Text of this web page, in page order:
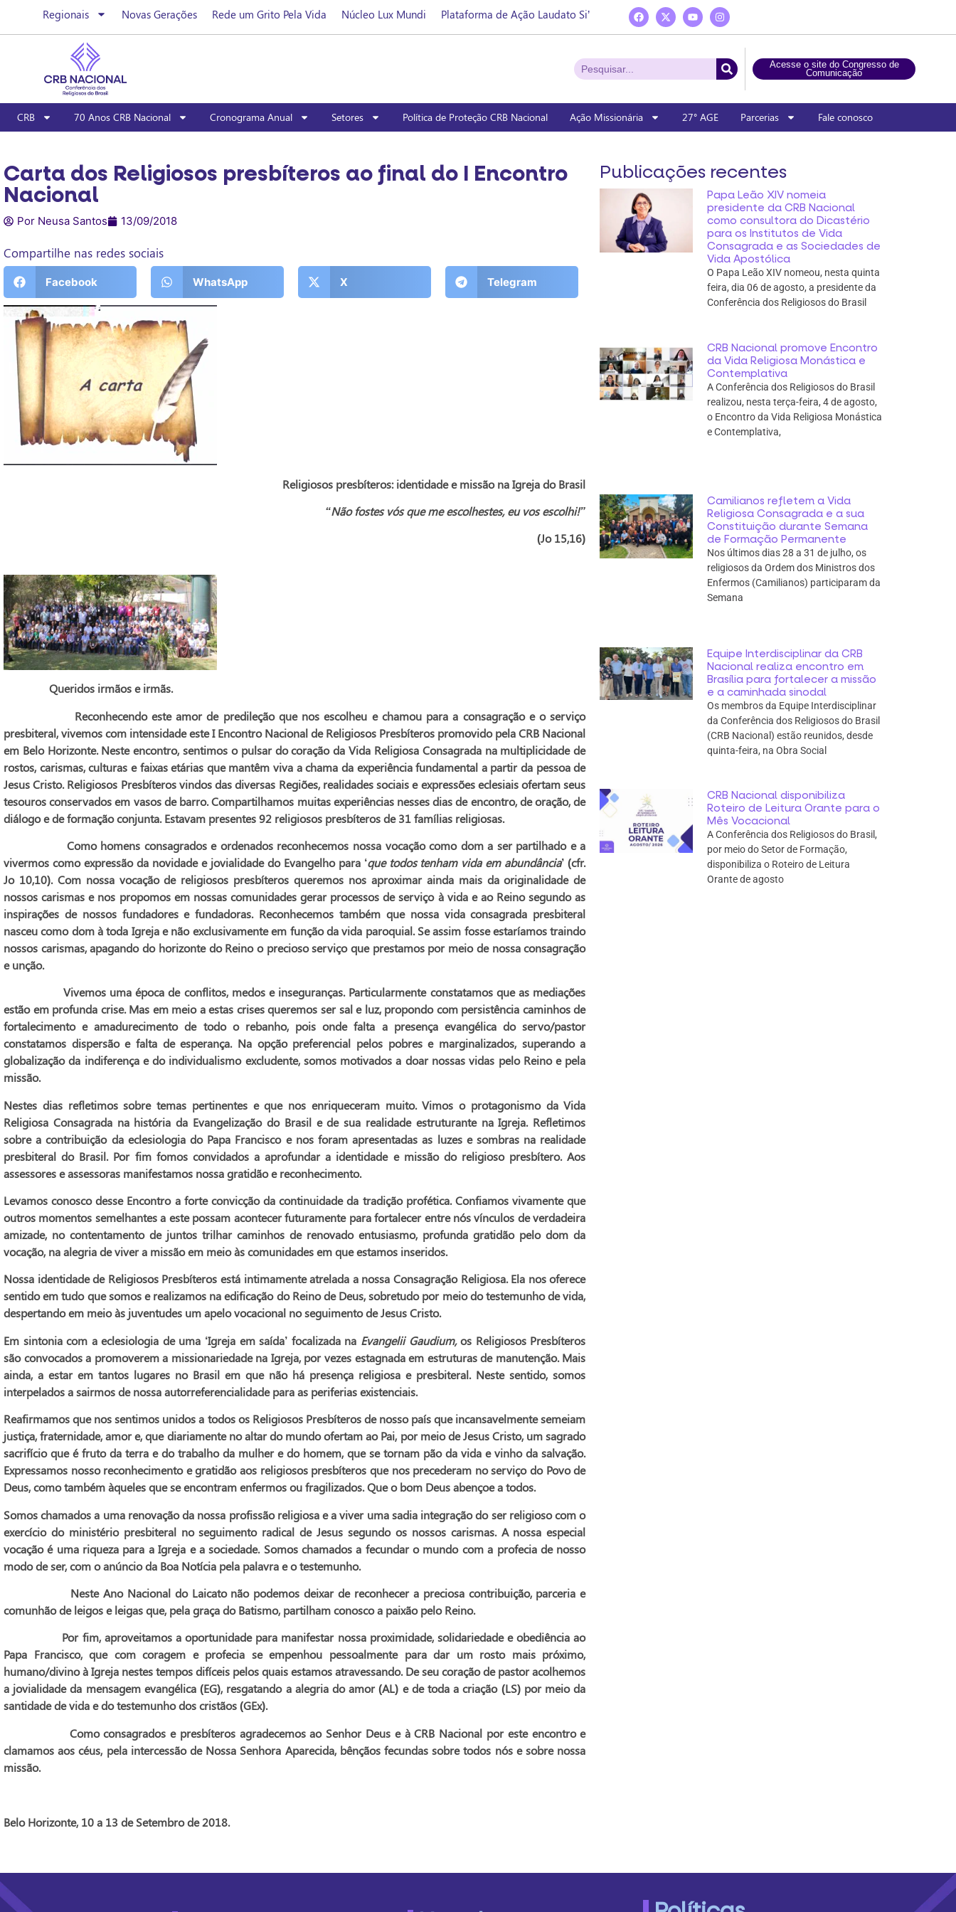
Regionais Novas Gerações Rede um Grito Pela Vida Núcleo Lux Mundi Plataforma de Ação Laudato Si’
Acesse o site do Congresso de
Comunicação
CRB 70 Anos CRB Nacional Cronograma Anual Setores Política de Proteção CRB Nacional Ação Missionária 27° AGE Parcerias Fale conosco
Carta dos Religiosos presbíteros ao final do I Encontro
Nacional
Por Neusa Santos 13/09/2018
Compartilhe nas redes sociais
Facebook WhatsApp X Telegram
Religiosos presbíteros: identidade e missão na Igreja do Brasil
“Não fostes vós que me escolhestes, eu vos escolhi!”
(Jo 15,16)
Queridos irmãos e irmãs.
Reconhecendo este amor de predileção que nos escolheu e chamou para a consagração e o serviço
presbiteral, vivemos com intensidade este I Encontro Nacional de Religiosos Presbíteros promovido pela CRB Nacional
em Belo Horizonte. Neste encontro, sentimos o pulsar do coração da Vida Religiosa Consagrada na multiplicidade de
rostos, carismas, culturas e faixas etárias que mantêm viva a chama da experiência fundamental a partir da pessoa de
Jesus Cristo. Religiosos Presbíteros vindos das diversas Regiões, realidades sociais e expressões eclesiais ofertam seus
tesouros conservados em vasos de barro. Compartilhamos muitas experiências nesses dias de encontro, de oração, de
diálogo e de formação conjunta. Estavam presentes 92 religiosos presbíteros de 31 famílias religiosas.
Como homens consagrados e ordenados reconhecemos nossa vocação como dom a ser partilhado e a
vivermos como expressão da novidade e jovialidade do Evangelho para ‘que todos tenham vida em abundância’ (cfr.
Jo 10,10). Com nossa vocação de religiosos presbíteros queremos nos aproximar ainda mais da originalidade de
nossos carismas e nos propomos em nossas comunidades gerar processos de serviço à vida e ao Reino segundo as
inspirações de nossos fundadores e fundadoras. Reconhecemos também que nossa vida consagrada presbiteral
nasceu como dom à toda Igreja e não exclusivamente em função da vida paroquial. Se assim fosse estaríamos traindo
nossos carismas, apagando do horizonte do Reino o precioso serviço que prestamos por meio de nossa consagração
e unção.
Vivemos uma época de conflitos, medos e inseguranças. Particularmente constatamos que as mediações
estão em profunda crise. Mas em meio a estas crises queremos ser sal e luz, propondo com persistência caminhos de
fortalecimento e amadurecimento de todo o rebanho, pois onde falta a presença evangélica do servo/pastor
constatamos dispersão e falta de esperança. Na opção preferencial pelos pobres e marginalizados, superando a
globalização da indiferença e do individualismo excludente, somos motivados a doar nossas vidas pelo Reino e pela
missão.
Nestes dias refletimos sobre temas pertinentes e que nos enriqueceram muito. Vimos o protagonismo da Vida
Religiosa Consagrada na história da Evangelização do Brasil e de sua realidade estruturante na Igreja. Refletimos
sobre a contribuição da eclesiologia do Papa Francisco e nos foram apresentadas as luzes e sombras na realidade
presbiteral do Brasil. Por fim fomos convidados a aprofundar a identidade e missão do religioso presbítero. Aos
assessores e assessoras manifestamos nossa gratidão e reconhecimento.
Levamos conosco desse Encontro a forte convicção da continuidade da tradição profética. Confiamos vivamente que
outros momentos semelhantes a este possam acontecer futuramente para fortalecer entre nós vínculos de verdadeira
amizade, no contentamento de juntos trilhar caminhos de renovado entusiasmo, profunda gratidão pelo dom da
vocação, na alegria de viver a missão em meio às comunidades em que estamos inseridos.
Nossa identidade de Religiosos Presbíteros está intimamente atrelada a nossa Consagração Religiosa. Ela nos oferece
sentido em tudo que somos e realizamos na edificação do Reino de Deus, sobretudo por meio do testemunho de vida,
despertando em meio às juventudes um apelo vocacional no seguimento de Jesus Cristo.
Em sintonia com a eclesiologia de uma ‘Igreja em saída’ focalizada na Evangelii Gaudium,os Religiosos Presbíteros
são convocados a promoverem a missionariedade na Igreja, por vezes estagnada em estruturas de manutenção. Mais
ainda, a estar em tantos lugares no Brasil em que não há presença religiosa e presbiteral. Neste sentido, somos
interpelados a sairmos de nossa autorreferencialidade para as periferias existenciais.
Reafirmamos que nos sentimos unidos a todos os Religiosos Presbíteros de nosso país que incansavelmente semeiam
justiça, fraternidade, amor e, que diariamente no altar do mundo ofertam ao Pai, por meio de Jesus Cristo, um sagrado
sacrifício que é fruto da terra e do trabalho da mulher e do homem, que se tornam pão da vida e vinho da salvação.
Expressamos nosso reconhecimento e gratidão aos religiosos presbíteros que nos precederam no serviço do Povo de
Deus, como também àqueles que se encontram enfermos ou fragilizados. Que o bom Deus abençoe a todos.
Somos chamados a uma renovação da nossa profissão religiosa e a viver uma sadia integração do ser religioso com o
exercício do ministério presbiteral no seguimento radical de Jesus segundo os nossos carismas. A nossa especial
vocação é uma riqueza para a Igreja e a sociedade. Somos chamados a fecundar o mundo com a profecia de nosso
modo de ser, com o anúncio da Boa Notícia pela palavra e o testemunho.
Neste Ano Nacional do Laicato não podemos deixar de reconhecer a preciosa contribuição, parceria e
comunhão de leigos e leigas que, pela graça do Batismo, partilham conosco a paixão pelo Reino.
Por fim, aproveitamos a oportunidade para manifestar nossa proximidade, solidariedade e obediência ao
Papa Francisco, que com coragem e profecia se empenhou pessoalmente para dar um rosto mais próximo,
humano/divino à Igreja nestes tempos difíceis pelos quais estamos atravessando. De seu coração de pastor acolhemos
a jovialidade da mensagem evangélica (EG), resgatando a alegria do amor (AL) e de toda a criação (LS) por meio da
santidade de vida e do testemunho dos cristãos (GEx).
Como consagrados e presbíteros agradecemos ao Senhor Deus e à CRB Nacional por este encontro e
clamamos aos céus, pela intercessão de Nossa Senhora Aparecida, bênçãos fecundas sobre todos nós e sobre nossa
missão.
Belo Horizonte, 10 a 13 de Setembro de 2018.
Publicações recentes
Papa Leão XIV nomeia
presidente da CRB Nacional
como consultora do Dicastério
para os Institutos de Vida
Consagrada e as Sociedades de
Vida Apostólica
O Papa Leão XIV nomeou, nesta quinta
feira, dia 06 de agosto, a presidente da
Conferência dos Religiosos do Brasil
CRB Nacional promove Encontro
da Vida Religiosa Monástica e
Contemplativa
A Conferência dos Religiosos do Brasil
realizou, nesta terça-feira, 4 de agosto,
o Encontro da Vida Religiosa Monástica
e Contemplativa,
Camilianos refletem a Vida
Religiosa Consagrada e a sua
Constituição durante Semana
de Formação Permanente
Nos últimos dias 28 a 31 de julho, os
religiosos da Ordem dos Ministros dos
Enfermos (Camilianos) participaram da
Semana
Equipe Interdisciplinar da CRB
Nacional realiza encontro em
Brasília para fortalecer a missão
e a caminhada sinodal
Os membros da Equipe Interdisciplinar
da Conferência dos Religiosos do Brasil
(CRB Nacional) estão reunidos, desde
quinta-feira, na Obra Social
CRB Nacional disponibiliza
Roteiro de Leitura Orante para o
Mês Vocacional
A Conferência dos Religiosos do Brasil,
por meio do Setor de Formação,
disponibiliza o Roteiro de Leitura
Orante de agosto